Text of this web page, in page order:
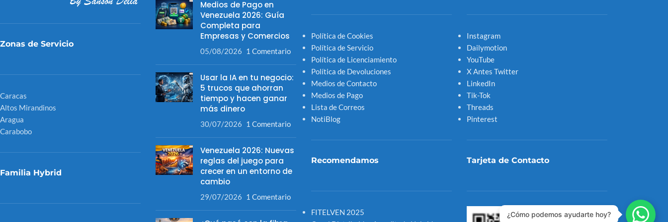
Zonas de Servicio
Caracas
Altos Mirandinos
Aragua
Carabobo
Familia Hybrid
Medios de Pago en
Venezuela 2026: Guía
Completa para
Empresas y Comercios
05/08/2026 1 Comentario
Usar la IA en tu negocio:
5 trucos que ahorran
tiempo y hacen ganar
más dinero
30/07/2026 1 Comentario
Venezuela 2026: Nuevas
reglas del juego para
crecer en un entorno de
cambio
29/07/2026 1 Comentario
Política de Cookies
Política de Servicio
Política de Licenciamiento
Política de Devoluciones
Medios de Contacto
Medios de Pago
Lista de Correos
NotiBlog
Recomendamos
FITELVEN 2025
Instagram
Dailymotion
YouTube
X Antes Twitter
LinkedIn
Tik-Tok
Threads
Pinterest
Tarjeta de Contacto
¿Cómo podemos ayudarte hoy?